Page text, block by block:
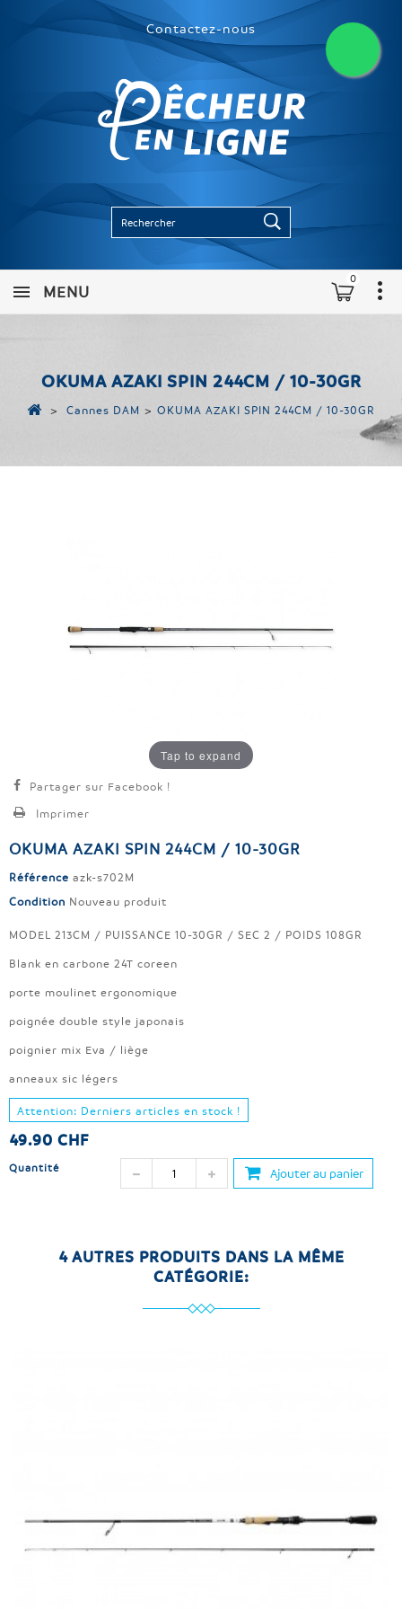
Contactez-nous
0
MENU
OKUMA AZAKI SPIN 244CM / 10-30GR
> Cannes DAM > OKUMA AZAKI SPIN 244CM / 10-30GR
Tap to expand
Partager sur Facebook !
Imprimer
OKUMA AZAKI SPIN 244CM / 10-30GR
Référence azk-s702M
Condition Nouveau produit
MODEL 213CM / PUISSANCE 10-30GR / SEC 2 / POIDS 108GR
Blank en carbone 24T coreen
porte moulinet ergonomique
poignée double style japonais
poignier mix Eva / liège
anneaux sic légers
Attention: Derniers articles en stock !
49.90 CHF
Quantité Ajouter au panier
4 AUTRES PRODUITS DANS LA MÊME
CATÉGORIE: